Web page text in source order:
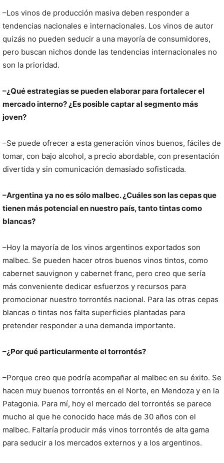
–Los vinos de producción masiva deben responder a
tendencias nacionales e internacionales. Los vinos de autor
quizás no pueden seducir a una mayoría de consumidores,
pero buscan nichos donde las tendencias internacionales no
son la prioridad.
–¿Qué estrategias se pueden elaborar para fortalecer el
mercado interno? ¿Es posible captar al segmento más
joven?
–Se puede ofrecer a esta generación vinos buenos, fáciles de
tomar, con bajo alcohol, a precio abordable, con presentación
divertida y sin comunicación demasiado sofisticada.
–Argentina ya no es sólo malbec. ¿Cuáles son las cepas que
tienen más potencial en nuestro país, tanto tintas como
blancas?
–Hoy la mayoría de los vinos argentinos exportados son
malbec. Se pueden hacer otros buenos vinos tintos, como
cabernet sauvignon y cabernet franc, pero creo que sería
más conveniente dedicar esfuerzos y recursos para
promocionar nuestro torrontés nacional. Para las otras cepas
blancas o tintas nos falta superficies plantadas para
pretender responder a una demanda importante.
–¿Por qué particularmente el torrontés?
–Porque creo que podría acompañar al malbec en su éxito. Se
hacen muy buenos torrontés en el Norte, en Mendoza y en la
Patagonia. Para mí, hoy el mercado del torrontés se parece
mucho al que he conocido hace más de 30 años con el
malbec. Faltaría producir más vinos torrontés de alta gama
para seducir a los mercados externos y a los argentinos.